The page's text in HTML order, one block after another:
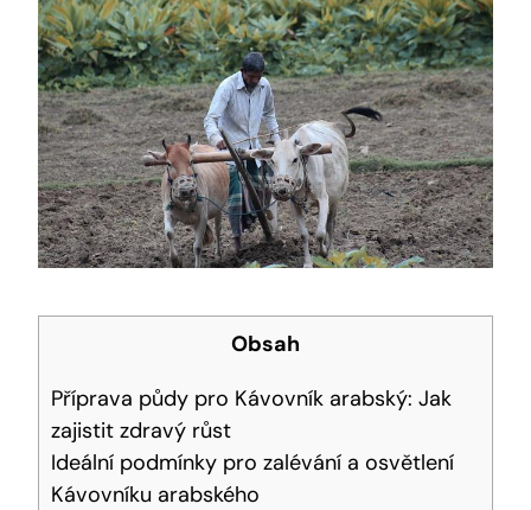
Obsah
Příprava půdy pro Kávovník arabský: Jak
zajistit zdravý růst
Ideální podmínky pro zalévání a osvětlení
Kávovníku arabského